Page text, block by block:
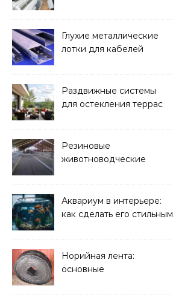
Глухие металлические
лотки для кабелей
Раздвижные системы
для остекления террас
Резиновые
животноводческие
решать
Аквариум в интерьере:
как сделать его стильным
Норийная лента:
основные